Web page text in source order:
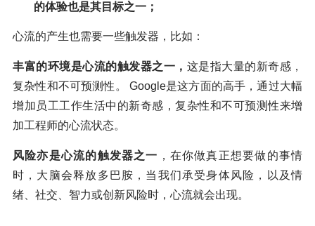
的体验也是其目标之一；
心流的产生也需要一些触发器，比如：
丰富的环境是心流的触发器之一， 这是指大量的新奇感，
复杂性和不可预测性。 Google是这方面的高手，通过大幅
增加员工工作生活中的新奇感，复杂性和不可预测性来增
加工程师的心流状态。
风险亦是心流的触发器之一 ，在你做真正想要做的事情
时，大脑会释放多巴胺，当我们承受身体风险，以及情
绪、社交、智力或创新风险时，心流就会出现。